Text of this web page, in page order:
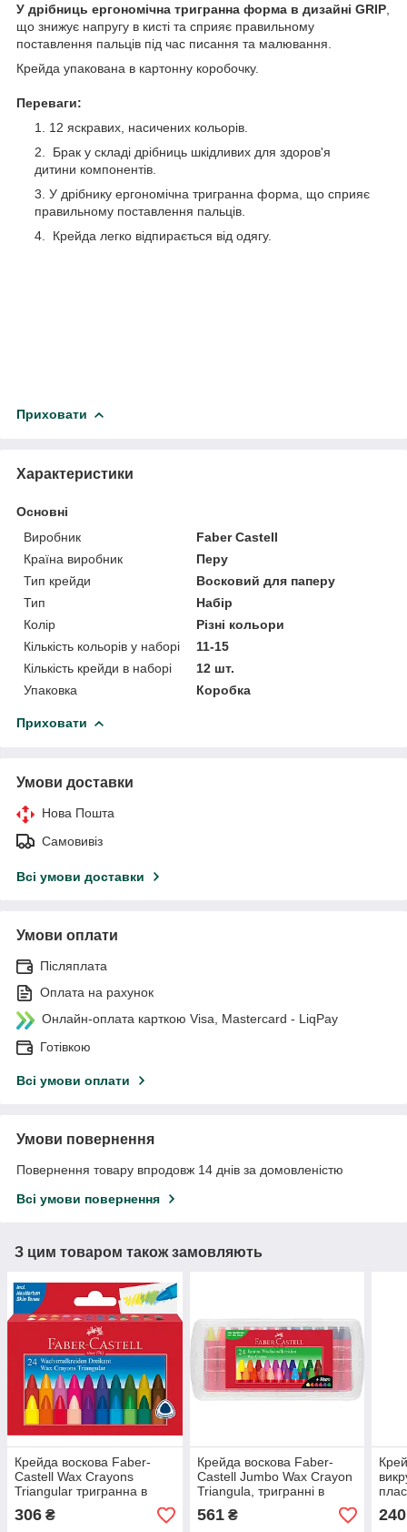
У дрібниць ергономічна тригранна форма в дизайні GRIP
що знижує напругу в кисті та сприяє правильному
поставлення пальців під час писання та малювання.
Крейда упакована в картонну коробочку.
Переваги:
12 яскравих, насичених кольорів.
Брак у складі дрібниць шкідливих для здоров'я
дитини компонентів.
У дрібнику ергономічна тригранна форма, що сприяє
правильному поставлення пальців.
Крейда легко відпирається від одягу.
Приховати
Характеристики
Основні
Виробник
Faber Castell
Країна виробник
Перу
Тип крейди
Восковий для паперу
Тип
Набір
Колір
Різні кольори
Кількість кольорів у наборі
11-15
Кількість крейди в наборі
12 шт.
Упаковка
Коробка
Приховати
Умови доставки
Нова Пошта
Самовивіз
Всі умови доставки
Умови оплати
Післяплата
Оплата на рахунок
Онлайн-оплата карткою Visa, Mastercard - LiqPay
Готівкою
Всі умови оплати
Умови повернення
Повернення товару впродовж 14 днів за домовленістю
Всі умови повернення
З цим товаром також замовляють
Крейда воскова Faber-
Castell Wax Crayons
Triangular тригранна в
картонній коробці 24
кольори, 120024
306 ₴
Крейда воскова Faber-
Castell Jumbo Wax Crayon
Triangula, тригранні в
пластиковому пеналі 24
кольори, 120034
561₴ 240